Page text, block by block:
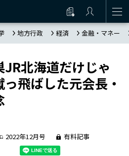
地方行政 経済 金融・マネー
北海道だけじゃ
飛ばした元会長・
2022年12月号 有料記事